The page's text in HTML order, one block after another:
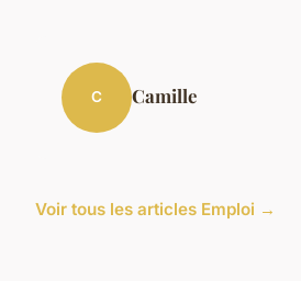
C Camille
Voir tous les articles Emploi →